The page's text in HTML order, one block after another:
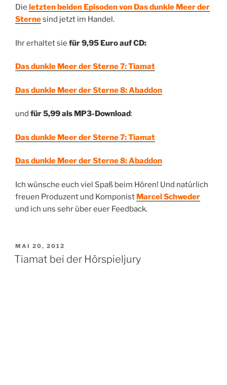
Die letzten beiden Episoden von Das dunkle Meer der
Sternesind jetzt im Handel.
Ihr erhaltet sie für 9,95 Euro auf CD:
Das dunkle Meer der Sterne 7: Tiamat
Das dunkle Meer der Sterne 8: Abaddon
und für 5,99 als MP3-Download:
Das dunkle Meer der Sterne 7: Tiamat
Das dunkle Meer der Sterne 8: Abaddon
Ich wünsche euch viel Spaß beim Hören! Und natürlich
freuen Produzent und Komponist Marcel Schweder
und ich uns sehr über euer Feedback.
VERÖFFENTLICHT
AM
MAI 20, 2012
Tiamat bei der Hörspieljury